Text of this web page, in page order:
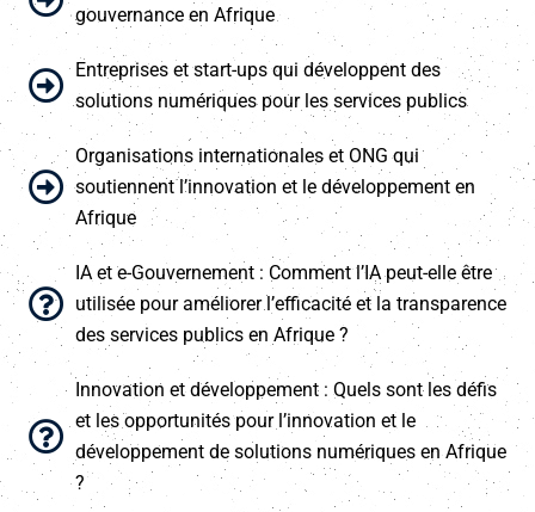
gouvernance en Afrique
Entreprises et start-ups qui développent des
solutions numériques pour les services publics
Organisations internationales et ONG qui
soutiennent l’innovation et le développement en
Afrique
IA et e-Gouvernement : Comment l’IA peut-elle être
utilisée pour améliorer l’efficacité et la transparence
des services publics en Afrique ?
Innovation et développement : Quels sont les défis
et les opportunités pour l’innovation et le
développement de solutions numériques en Afrique
?